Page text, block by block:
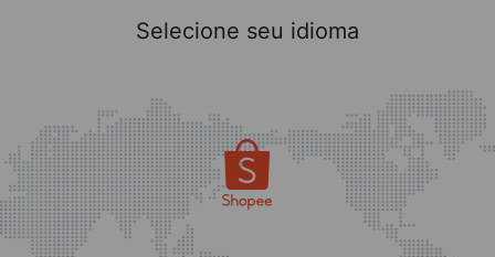
Selecione seu idioma